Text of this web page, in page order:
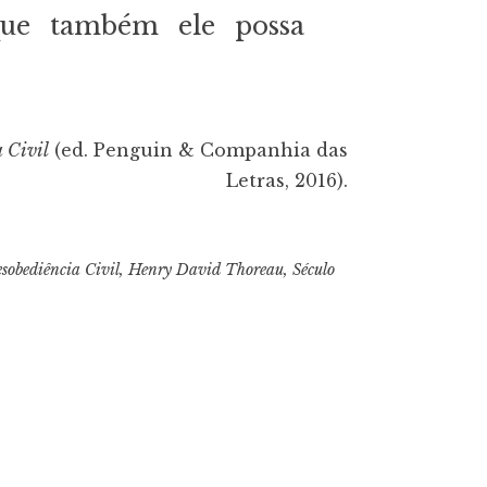
também ele possa
Civil (ed. Penguin & Companhia das
Letras, 2016).
Civil,Henry David Thoreau, Século